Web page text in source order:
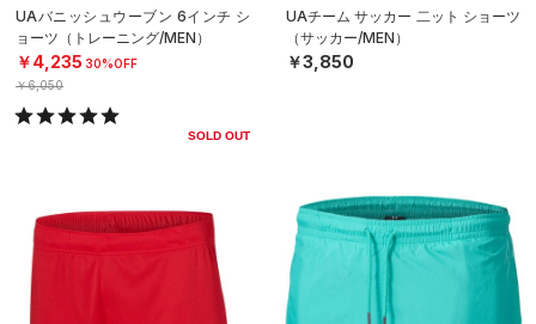
UAバニッシュウーブン 6インチ シ
ョーツ（トレーニング/MEN）
￥4,235 30%OFF
￥6,050
SOLD OUT
UAチーム サッカー 二ット ショーツ
（サッカー/MEN）
￥3,850